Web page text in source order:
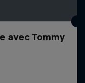
avec Tommy